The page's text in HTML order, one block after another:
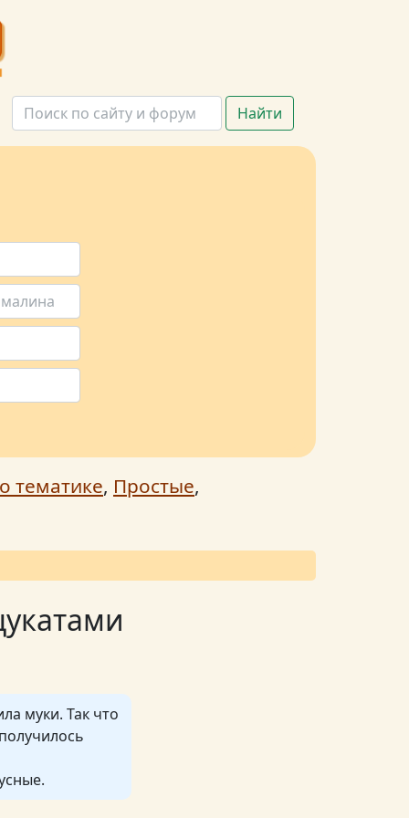
Найти
тематике, Простые,
муки. Так что